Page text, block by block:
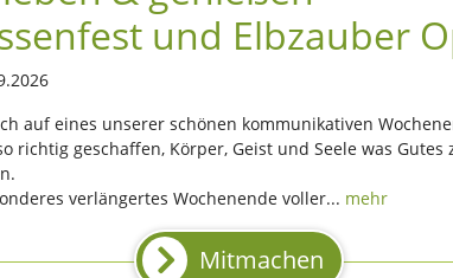
und Elbzauber
auf eines unserer schönen kommunikativen
richtig geschaffen, Körper, Geist und Seele was
verlängertes Wochenende voller... mehr
Mitmachen